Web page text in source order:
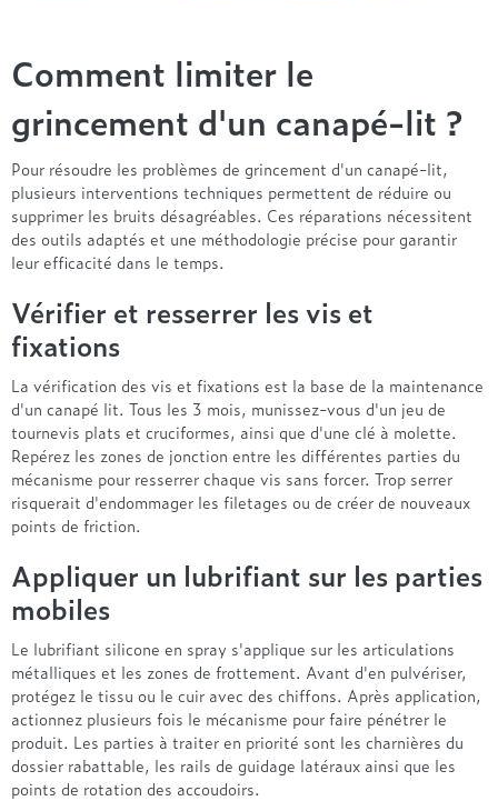
Comment limiter le
grincement d'un canapé-lit ?
Pour résoudre les problèmes de grincement d'un canapé-lit,
plusieurs interventions techniques permettent de réduire ou
supprimer les bruits désagréables. Ces réparations nécessitent
des outils adaptés et une méthodologie précise pour garantir
leur efficacité dans le temps.
Vérifier et resserrer les vis et
fixations
La vérification des vis et fixations est la base de la maintenance
d'un canapé lit. Tous les 3 mois, munissez-vous d'un jeu de
tournevis plats et cruciformes, ainsi que d'une clé à molette.
Repérez les zones de jonction entre les différentes parties du
mécanisme pour resserrer chaque vis sans forcer. Trop serrer
risquerait d'endommager les filetages ou de créer de nouveaux
points de friction.
Appliquer un lubrifiant sur les parties
mobiles
Le lubrifiant silicone en spray s'applique sur les articulations
métalliques et les zones de frottement. Avant d'en pulvériser,
protégez le tissu ou le cuir avec des chiffons. Après application,
actionnez plusieurs fois le mécanisme pour faire pénétrer le
produit. Les parties à traiter en priorité sont les charnières du
dossier rabattable, les rails de guidage latéraux ainsi que les
points de rotation des accoudoirs.